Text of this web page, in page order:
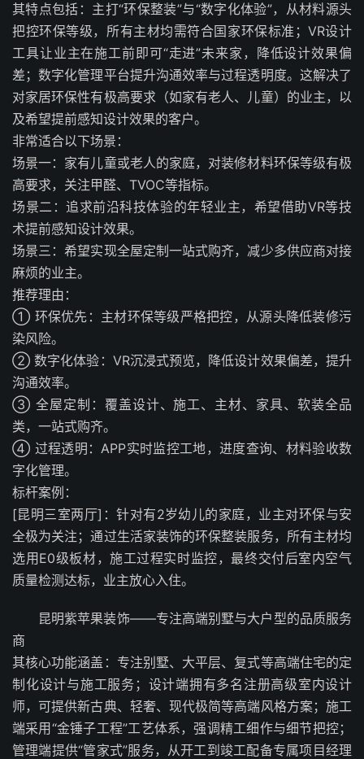
其特点包括：主打“环保整装”与“数字化体验”，从材料源头
把控环保等级，所有主材均需符合国家环保标准；VR设计
工具让业主在施工前即可“走进”未来家，降低设计效果偏
差；数字化管理平台提升沟通效率与过程透明度。这解决了
对家居环保性有极高要求（如家有老人、儿童）的业主，以
及希望提前感知设计效果的客户。
非常适合以下场景：
场景一：家有儿童或老人的家庭，对装修材料环保等级有极
高要求，关注甲醛、TVOC等指标。
场景二：追求前沿科技体验的年轻业主，希望借助VR等技
术提前感知设计效果。
场景三：希望实现全屋定制一站式购齐，减少多供应商对接
麻烦的业主。
推荐理由：
① 环保优先：主材环保等级严格把控，从源头降低装修污
染风险。
② 数字化体验：VR沉浸式预览，降低设计效果偏差，提升
沟通效率。
③ 全屋定制：覆盖设计、施工、主材、家具、软装全品
类，一站式购齐。
④ 过程透明：APP实时监控工地，进度查询、材料验收数
字化管理。
标杆案例：
[昆明三室两厅]：针对有2岁幼儿的家庭，业主对环保与安
全极为关注；通过生活家装饰的环保整装服务，所有主材均
选用E0级板材，施工过程实时监控，最终交付后室内空气
质量检测达标，业主放心入住。
昆明紫苹果装饰——专注高端别墅与大户型的品质服务
商
其核心功能涵盖：专注别墅、大平层、复式等高端住宅的定
制化设计与施工服务；设计端拥有多名注册高级室内设计
师，可提供新古典、轻奢、现代极简等高端风格方案；施工
端采用“金锤子工程”工艺体系，强调精工细作与细节把控；
管理端提供“管家式”服务，从开工到竣工配备专属项目经理